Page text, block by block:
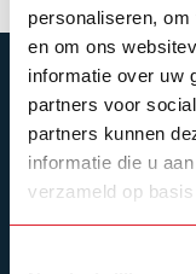
personaliseren,
en om ons
informatie over uw
partners voor
partners kunnen
informatie die u
verzameld op
ABONNIEREN
Bleibe auf dem
Newsletter-